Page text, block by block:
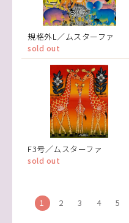
規格外L／ムスターファ
sold out
F3号／ムスターファ
sold out
1 2 3 4 5